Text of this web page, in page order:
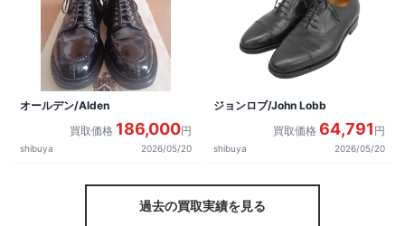
オールデン/Alden
買取価格 186,000円
shibuya 2026/05/20
ジョンロブ/John Lobb
買取価格 64,791 円
shibuya 2026/05/20
過去の買取実績を見る